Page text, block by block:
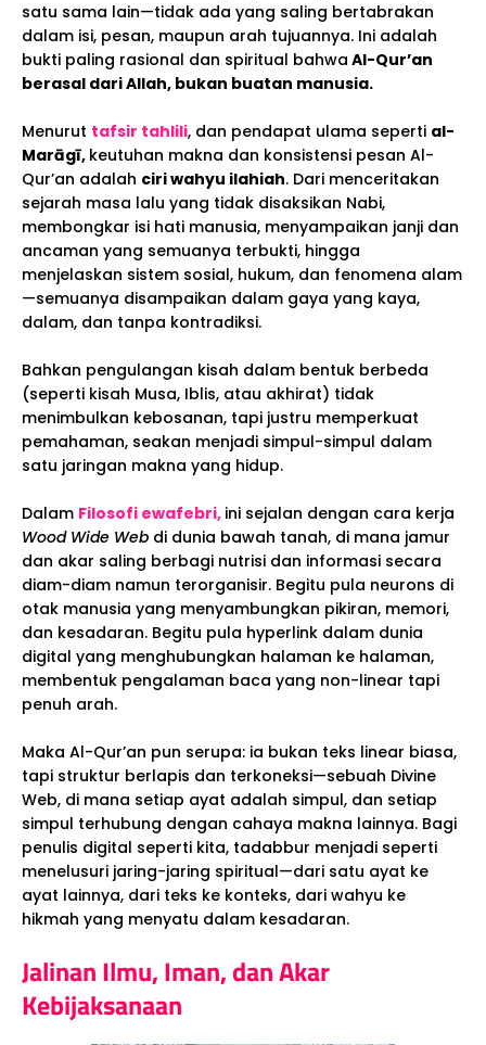
satu sama lain—tidak ada yang saling bertabrakan
dalam isi, pesan, maupun arah tujuannya. Ini adalah
bukti paling rasional dan spiritual bahwa Al-Qur’an
berasal dari Allah, bukan buatan manusia.
Menurut tafsir tahlili, dan pendapat ulama seperti al-
Marāgī, keutuhan makna dan konsistensi pesan Al-
Qur’an adalah ciri wahyu ilahiah. Dari menceritakan
sejarah masa lalu yang tidak disaksikan Nabi,
membongkar isi hati manusia, menyampaikan janji dan
ancaman yang semuanya terbukti, hingga
menjelaskan sistem sosial, hukum, dan fenomena alam
—semuanya disampaikan dalam gaya yang kaya,
dalam, dan tanpa kontradiksi.
Bahkan pengulangan kisah dalam bentuk berbeda
(seperti kisah Musa, Iblis, atau akhirat) tidak
menimbulkan kebosanan, tapi justru memperkuat
pemahaman, seakan menjadi simpul-simpul dalam
satu jaringan makna yang hidup.
Dalam Filosofi ewafebri, ini sejalan dengan cara kerja
Wood Wide Web di dunia bawah tanah, di mana jamur
dan akar saling berbagi nutrisi dan informasi secara
diam-diam namun terorganisir. Begitu pula neurons di
otak manusia yang menyambungkan pikiran, memori,
dan kesadaran. Begitu pula hyperlink dalam dunia
digital yang menghubungkan halaman ke halaman,
membentuk pengalaman baca yang non-linear tapi
penuh arah.
Maka Al-Qur’an pun serupa: ia bukan teks linear biasa,
tapi struktur berlapis dan terkoneksi—sebuah Divine
Web, di mana setiap ayat adalah simpul, dan setiap
simpul terhubung dengan cahaya makna lainnya. Bagi
penulis digital seperti kita, tadabbur menjadi seperti
menelusuri jaring-jaring spiritual—dari satu ayat ke
ayat lainnya, dari teks ke konteks, dari wahyu ke
hikmah yang menyatu dalam kesadaran.
Jalinan Ilmu, Iman, dan Akar
Kebijaksanaan